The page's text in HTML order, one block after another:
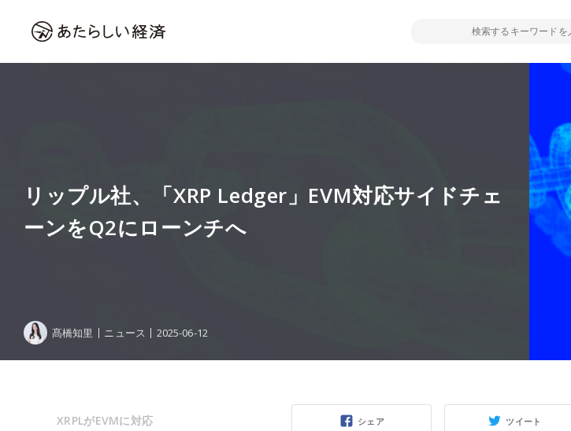
リップル社、「XRP Ledger」EVM対応サイドチェ
ーンをQ2にローンチへ
髙橋知里 ニュース 2025-06-12
シェア ツイート
XRPLがEVMに対応